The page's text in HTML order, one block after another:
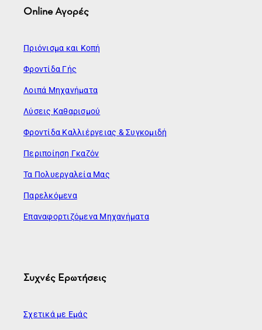
Online Αγορές
Πριόνισμα και Κοπή
Φροντίδα Γής
Λοιπά Μηχανήματα
Λύσεις Καθαρισμού
Φροντίδα Καλλιέργειας & Συγκομιδή
Περιποίηση Γκαζόν
Τα Πολυεργαλεία Μας
Παρελκόμενα
Επαναφορτιζόμενα Μηχανήματα
Συχνές Ερωτήσεις
Σχετικά με Εμάς